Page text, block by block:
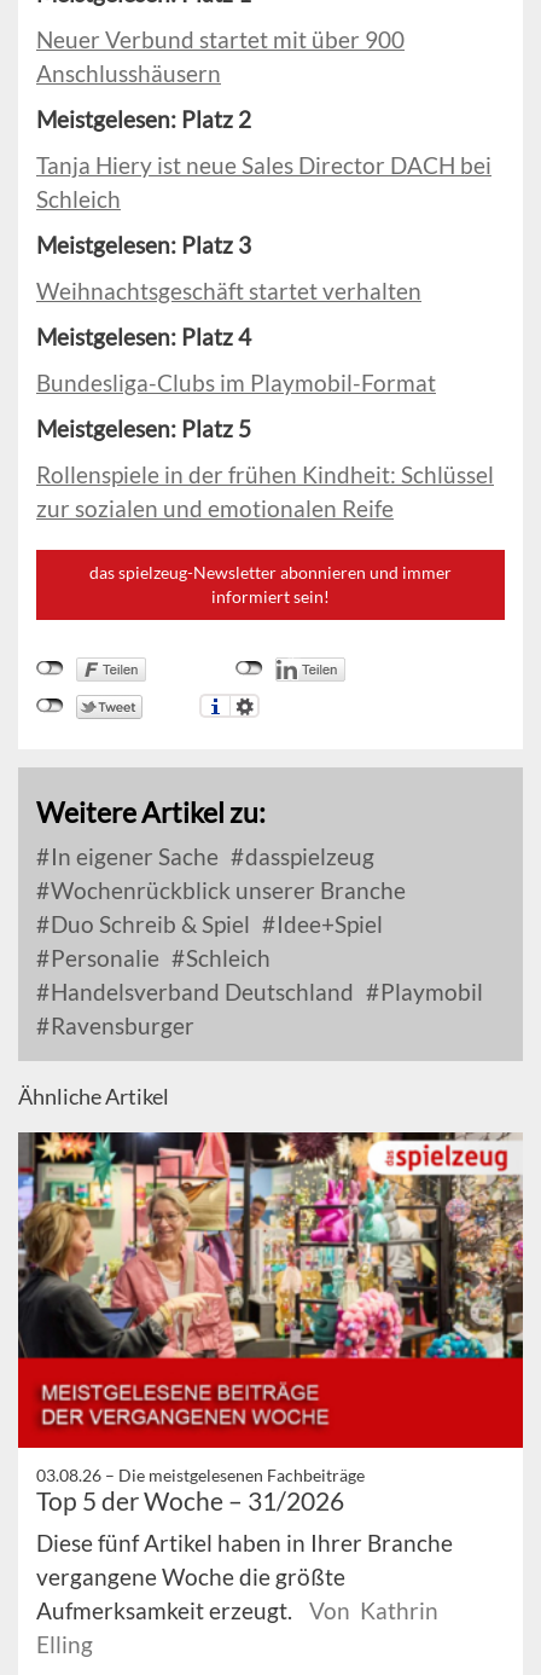
Neuer Verbund startet mit über 900
Anschlusshäusern
Meistgelesen: Platz 2
Tanja Hiery ist neue Sales Director DACH bei
Schleich
Meistgelesen: Platz 3
Weihnachtsgeschäft startet verhalten
Meistgelesen: Platz 4
Bundesliga-Clubs im Playmobil-Format
Meistgelesen: Platz 5
Rollenspiele in der frühen Kindheit: Schlüssel
zur sozialen und emotionalen Reife
das spielzeug-Newsletter abonnieren und immer
informiert sein!
Weitere Artikel zu:
In eigener Sache
dasspielzeug
Wochenrückblick unserer Branche
Duo Schreib & Spiel
Idee+Spiel
Personalie
Schleich
Handelsverband Deutschland
Playmobil
Ravensburger
Ähnliche Artikel
03.08.26 – Die meistgelesenen Fachbeiträge
Top 5 der Woche – 31/2026
Diese fünf Artikel haben in Ihrer Branche
vergangene Woche die größte
Aufmerksamkeit erzeugt.
Von Kathrin
Elling